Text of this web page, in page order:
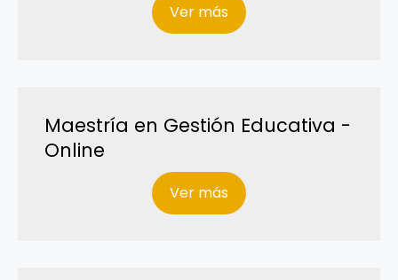
Ver más
Maestría en Gestión Educativa -
Online
Ver más